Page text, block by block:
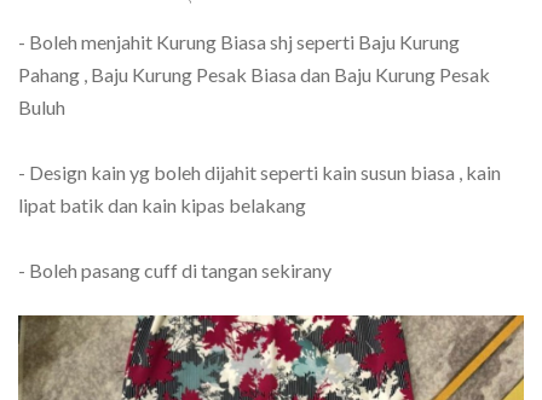
- Boleh menjahit Kurung Biasa shj seperti Baju Kurung
Pahang , Baju Kurung Pesak Biasa dan Baju Kurung Pesak
Buluh
- Design kain yg boleh dijahit seperti kain susun biasa , kain
lipat batik dan kain kipas belakang
- Boleh pasang cuff di tangan sekirany